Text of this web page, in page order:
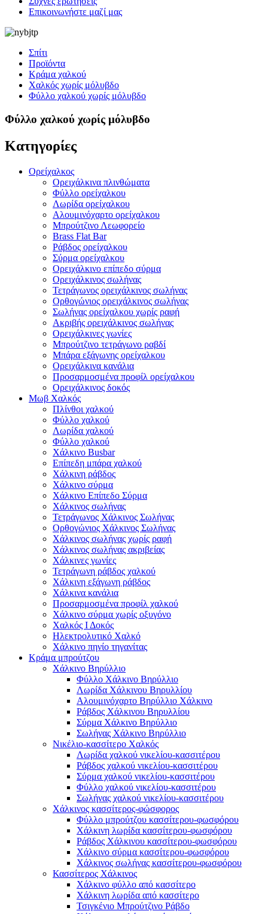
Επικοινωνήστε μαζί μας
Σπίτι
Προϊόντα
Κράμα χαλκού
Χαλκός χωρίς μόλυβδο
Φύλλο χαλκού χωρίς μόλυβδο
Φύλλο χαλκού χωρίς μόλυβδο
Κατηγορίες
Ορείχαλκος
Ορειχάλκινα πλινθώματα
Φύλλο ορείχαλκου
Λωρίδα ορείχαλκου
Αλουμινόχαρτο ορείχαλκου
Μπρούτζινο Λεωφορείο
Brass Flat Bar
Ράβδος ορείχαλκου
Σύρμα ορείχαλκου
Ορειχάλκινο επίπεδο σύρμα
Ορειχάλκινος σωλήνας
Τετράγωνος ορειχάλκινος σωλήνας
Ορθογώνιος ορειχάλκινος σωλήνας
Σωλήνας ορείχαλκου χωρίς ραφή
Ακριβής ορειχάλκινος σωλήνας
Ορειχάλκινες γωνίες
Μπρούτζινο τετράγωνο ραβδί
Μπάρα εξάγωνης ορείχαλκου
Ορειχάλκινα κανάλια
Προσαρμοσμένα προφίλ ορείχαλκου
Ορειχάλκινος δοκός
Μωβ Χαλκός
Πλίνθοι χαλκού
Φύλλο χαλκού
Λωρίδα χαλκού
Φύλλο χαλκού
Χάλκινο Busbar
Επίπεδη μπάρα χαλκού
Χάλκινη ράβδος
Χάλκινο σύρμα
Χάλκινο Επίπεδο Σύρμα
Χάλκινος σωλήνας
Τετράγωνος Χάλκινος Σωλήνας
Ορθογώνιος Χάλκινος Σωλήνας
Χάλκινος σωλήνας χωρίς ραφή
Χάλκινος σωλήνας ακριβείας
Χάλκινες γωνίες
Τετράγωνη ράβδος χαλκού
Χάλκινη εξάγωνη ράβδος
Χάλκινα κανάλια
Προσαρμοσμένα προφίλ χαλκού
Χάλκινο σύρμα χωρίς οξυγόνο
Χαλκός Ι Δοκός
Ηλεκτρολυτικό Χαλκό
Χάλκινο πηνίο τηγανίτας
Κράμα μπρούτζου
Χάλκινο Βηρύλλιο
Φύλλο Χάλκινο Βηρύλλιο
Λωρίδα Χάλκινου Βηρυλλίου
Αλουμινόχαρτο Βηρύλλιο Χάλκινο
Ράβδος Χάλκινου Βηρυλλίου
Σύρμα Χάλκινο Βηρύλλιο
Σωλήνας Χάλκινο Βηρύλλιο
Νικέλιο-κασσίτερο Χαλκός
Λωρίδα χαλκού νικελίου-κασσιτέρου
Ράβδος χαλκού νικελίου-κασσιτέρου
Σύρμα χαλκού νικελίου-κασσιτέρου
Φύλλο χαλκού νικελίου-κασσιτέρου
Σωλήνας χαλκού νικελίου-κασσιτέρου
Χάλκινος κασσίτερος-φώσφορος
Φύλλο μπρούτζου κασσίτερου-φωσφόρου
Χάλκινη λωρίδα κασσίτερου-φωσφόρου
Ράβδος Χάλκινου κασσίτερου-φωσφόρου
Χάλκινο σύρμα κασσίτερου-φωσφόρου
Χάλκινος σωλήνας κασσίτερου-φωσφόρου
Κασσίτερος Χάλκινος
Χάλκινο φύλλο από κασσίτερο
Χάλκινη λωρίδα από κασσίτερο
Τσιγκένιο Μπρούτζινο Ράβδο